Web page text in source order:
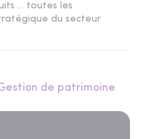
... toutes les
du secteur
de patrimoine